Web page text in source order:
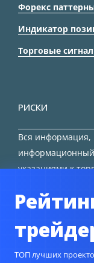
Форекс
Индикатор
Торговые
РИСКИ
Вся информация,
указаниями к
ТОП лучших